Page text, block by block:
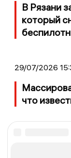
В Рязани
который
29/07/2026
что